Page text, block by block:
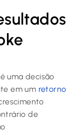
é uma decisão
em um retorno
de